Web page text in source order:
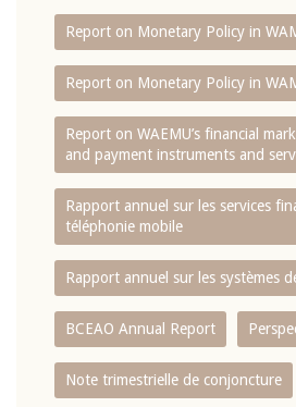
Report on Monetary Policy in
Report on Monetary Policy in
Report on WAEMU’s financial
and payment instruments and
Rapport annuel sur les services
téléphonie mobile
Rapport annuel sur les systèmes
BCEAO Annual Report
Note trimestrielle de conjoncture